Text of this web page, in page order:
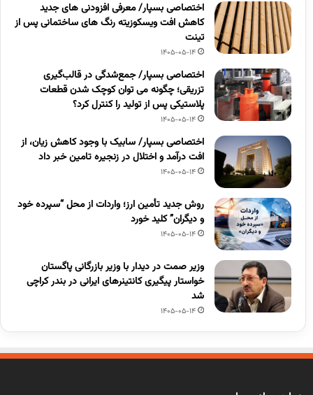
اختصاصی بسپار/ معرفی افزودنی های جدید
کاهش افت ویسکوزیته رنگ های ساختمانی پس از
تینت
1405-05-14
اختصاصی بسپار/ جمع‌شدگی در قالب‌گیری
تزریقی؛ چگونه می توان کوچک شدن قطعات
پلاستیکی پس از تولید را کنترل کرد؟
1405-05-14
اختصاصی بسپار/ سابیک با وجود کاهش زیان، از
افت درآمد و اختلال در زنجیره تامین خبر داد
1405-05-14
روش جدید تأمین ارز؛ واردات از محل “سپرده خود
و دیگران” کلید خورد
1405-05-14
وزیر صمت در دیدار با وزیر بازرگانی پاگستان
خواستار پیگیری کانتینرهای ایرانی در بندر کراچی
شد
1405-05-14